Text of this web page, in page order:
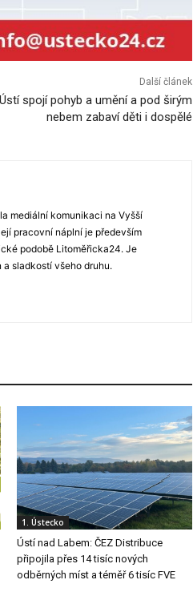
Další článek
spojí pohyb a umění a pod širým
nebem zabaví děti i dospělé
mediální komunikaci na Vyšší
pracovní náplní je především
podobě Litoměřicka24. Je
sladkostí všeho druhu.
1. Ústecko
Ústí nad Labem: ČEZ Distribuce
připojila přes 14 tisíc nových
odběrných míst a téměř 6 tisíc FVE